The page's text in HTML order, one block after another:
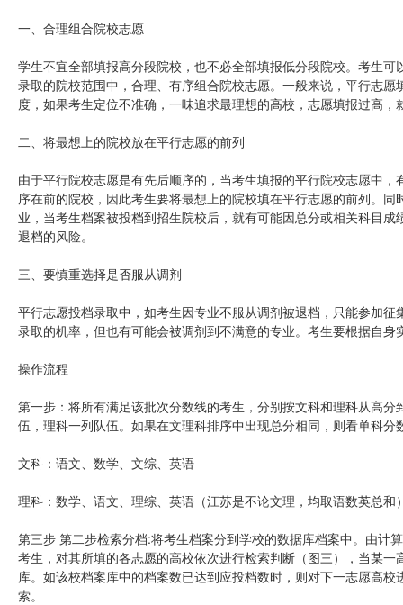
一、合理组合院校志愿
学生不宜全部填报高分段院校，也不必全部填报低分段院校。考生
录取的院校范围中，合理、有序组合院校志愿。一般来说，平行志
度，如果考生定位不准确，一味追求最理想的高校，志愿填报过高
二、将最想上的院校放在平行志愿的前列
由于平行院校志愿是有先后顺序的，当考生填报的平行院校志愿中
序在前的院校，因此考生要将最想上的院校填在平行志愿的前列。
业，当考生档案被投档到招生院校后，就有可能因总分或相关科目
退档的风险。
三、要慎重选择是否服从调剂
平行志愿投档录取中，如考生因专业不服从调剂被退档，只能参加
录取的机率，但也有可能会被调剂到不满意的专业。考生要根据自
操作流程
第一步：将所有满足该批次分数线的考生，分别按文科和理科从高
伍，理科一列队伍。如果在文理科排序中出现总分相同，则看单科
文科：语文、数学、文综、英语
理科：数学、语文、理综、英语（江苏是不论文理，均取语数英总
第三步 第二步检索分档:将考生档案分到学校的数据库档案中。由计
考生，对其所填的各志愿的高校依次进行检索判断（图三），当某
库。如该校档案库中的档案数已达到应投档数时，则对下一志愿高
索。